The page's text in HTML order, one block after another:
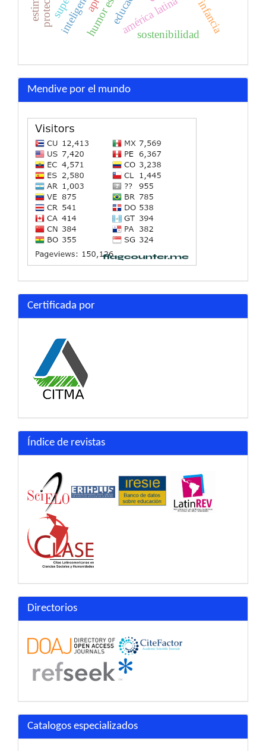
américa latina
sostenibilidad
Mendive por el mundo
Certificada por
Índice de revistas
Directorios
Catalogos especializados